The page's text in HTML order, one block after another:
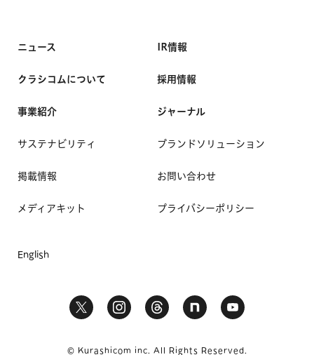
ニュース
クラシコムについて
事業紹介
IR情報
採用情報
ジャーナル
サステナビリティ
掲載情報
メディアキット
ブランドソリューション
お問い合わせ
プライバシーポリシー
English
© Kurashicom inc. All Rights Reserved.